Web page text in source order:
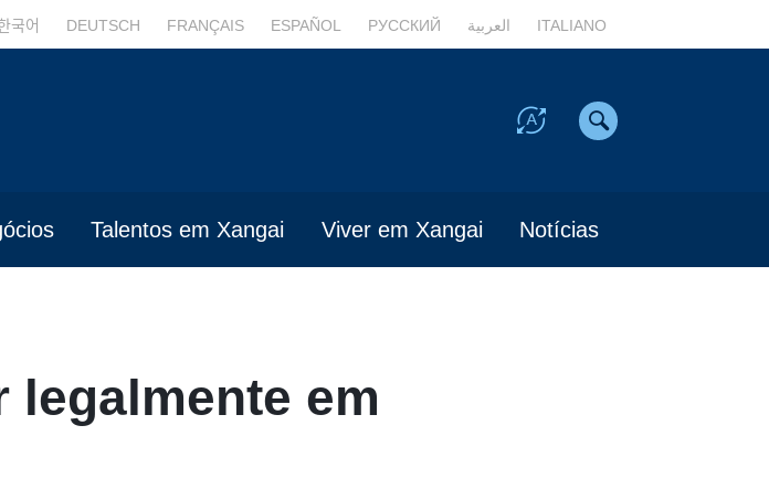
국어 DEUTSCH FRANÇAIS ESPAÑOL РУССКИЙ العربية ITALIANO
Talentos em Xangai Viver em Xangai Notícias
legalmente em